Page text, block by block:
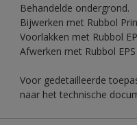
Behandelde ondergrond.
Bijwerken met Rubbol
Voorlakken met Rubbol
Afwerken met Rubbol
Voor gedetailleerde
naar het technische